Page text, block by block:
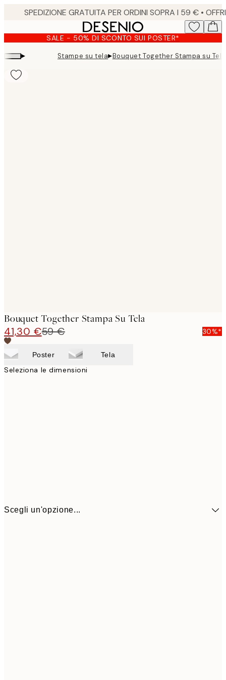
content.
SALE - 50% DI SCONTO SUI POSTER*
▸ Stampe su tela▸Bouquet Together Stampa su Tela
Bouquet Together Stampa Su Tela
41,30 €59 € 30%*
Poster Tela
Seleziona le dimensioni
Scegli un'opzione...